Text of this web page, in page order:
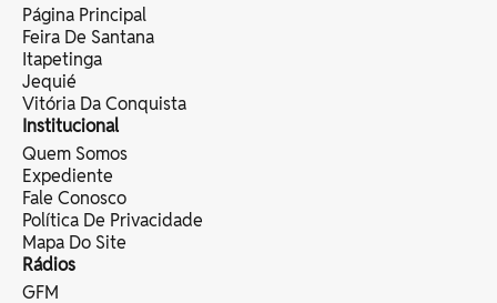
Página Principal
Feira De Santana
Itapetinga
Jequié
Vitória Da Conquista
Institucional
Quem Somos
Expediente
Fale Conosco
Política De Privacidade
Mapa Do Site
Rádios
GFM